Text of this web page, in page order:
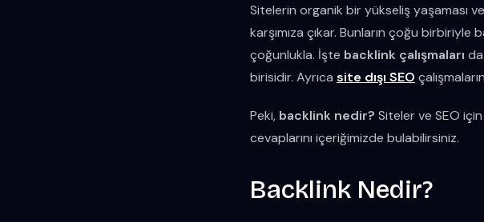
Sitelerin organik bir yükseliş yaşaması
karşımıza çıkar. Bunların çoğu birbiriyle
çoğunlukla. İşte backlink çalışmaları
birisidir. Ayrıca site dışı SEO
Peki, backlink nedir? Siteler ve SEO
cevaplarını içeriğimizde bulabilirsiniz.
Backlink Nedir?